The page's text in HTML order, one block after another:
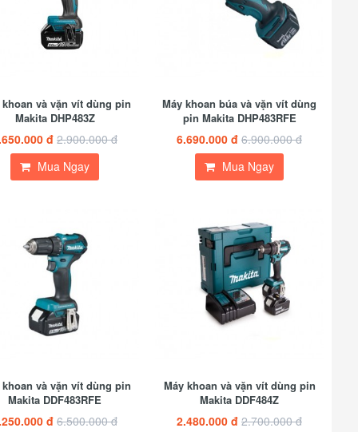
khoan và vặn vít dùng pin
Makita DHP483Z
đ 2.900.000 đ
Mua Ngay
Máy khoan búa và vặn vít dùng
pin Makita DHP483RFE
6.690.000 đ 6.900.000 đ
Mua Ngay
khoan và vặn vít dùng pin
Makita DDF483RFE
đ 6.500.000 đ
Máy khoan và vặn vít dùng pin
Makita DDF484Z
2.480.000 đ 2.700.000 đ